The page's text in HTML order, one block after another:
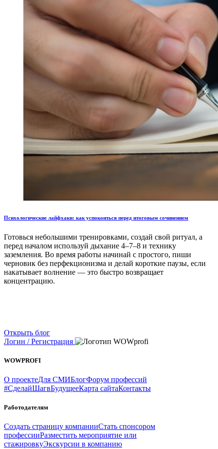
Психологические лайфхаки: как успокоиться перед итоговым сочинением
Готовься небольшими тренировками, создай свой ритуал, а
перед началом используй дыхание 4–7–8 и технику
заземления. Во время работы начинай с простого, пиши
черновик без перфекционизма и делай короткие паузы, если
накатывает волнение — это быстро возвращает
концентрацию.
Открыть блог
Логин / Регистрация
WOWPROFI
О проектеДля СМИБлогФорум профессий
#СделайШагвБудущееКарта сайтаКонтакты
Работодателям
Создать страницу компанииСтать спонсором
профессииРазместить мероприятие или
стажировкуЭкскурсии в компанию